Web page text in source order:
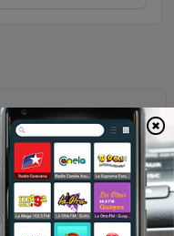
Episoden starter med en dramatisk historie om datterens møte med tollvesenet i Australia, hvor en liten kyllingbit førte til alvorlige konsekvenser. Videre diskuteres frustrasjoner knyttet til kundeservice og abonnementstjenester som stadig går i stykker. Samtalen beveger seg inn i dype temaer som sjalusi, manipulasjon i forhold og viktigheten av grensesetting for å unngå offerrollen. Programlederne analyserer også en fastlåst familiesituasjon preget av isolasjon, og reflekterer over behovet for å slippe taket i destruktive mønstre og endre egne forventninger.
Programlederne starter med en bokanbefaling av «En engel til bors» og reflekterer over egne erfaringer med seiling og behovet for avkobling. Episoden utforsker temaer som tap av autentisitet gjennom AI-manipulerte bilder, samt de sosiale dynamikkene i lokale Facebook-grupper. Videre diskuteres utfordringer i relasjoner, inkludert logistikk i bonusfamilier og det emosjonelle arbeidet med foreldre som mangler selvinnsikt. Gjennom metaforer om juletre og bruk av terapi, belyses viktigheten av å sette grenser og finne aksept for de relasjonene man har.